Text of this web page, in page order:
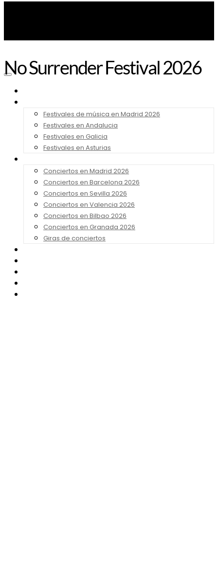
Festivales de música en Madrid 2026
Festivales en Andalucia
Festivales en Galicia
Festivales en Asturias
Conciertos en Madrid 2026
Conciertos en Barcelona 2026
Conciertos en Sevilla 2026
Conciertos en Valencia 2026
Conciertos en Bilbao 2026
Conciertos en Granada 2026
Giras de conciertos
No Surrender Festival 2026